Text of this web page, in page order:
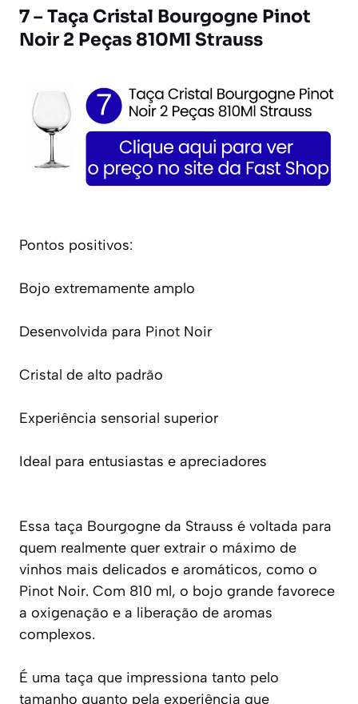
7 – Taça Cristal Bourgogne Pinot
Noir 2 Peças 810Ml Strauss
Pontos positivos:
Bojo extremamente amplo
Desenvolvida para Pinot Noir
Cristal de alto padrão
Experiência sensorial superior
Ideal para entusiastas e apreciadores
Essa taça Bourgogne da Strauss é voltada para
quem realmente quer extrair o máximo de
vinhos mais delicados e aromáticos, como o
Pinot Noir. Com 810 ml, o bojo grande favorece
a oxigenação e a liberação de aromas
complexos.
É uma taça que impressiona tanto pelo
tamanho quanto pela experiência que